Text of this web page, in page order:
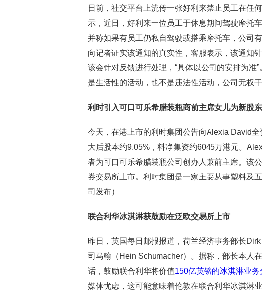
日前，社交平台上流传一张好利来禁止员工在任
示，近日，好利来一位员工于休息期间驾驶摩托
并称如果有员工仍私自驾驶或搭乘摩托车，公司
向记者证实该通知的真实性，客服表示，该通知
该会针对反馈进行处理，“具体以公司的安排为准
是生活性的活动，也不是违法性活动，公司无权
利时引入可口可乐希腊装瓶商前主席女儿为新股东
今天，在港上市的利时集团公告向Alexia David
大后股本约9.05%，料净集资约6045万港元。
者为可口可乐希腊装瓶公司创办人兼前主席。该
券交易所上市。利时集团是一家主要从事塑料及
司发布）
联合利华冰淇淋获鼓励在泛欧交易所上市
昨日，英国每日邮报报道，荷兰经济事务部长
司马翰（Hein Schumacher）。据称，部长本人
话，鼓励联合利华将价值150亿英镑的冰淇淋业务
媒体忧虑，这可能意味着伦敦在联合利华冰淇淋